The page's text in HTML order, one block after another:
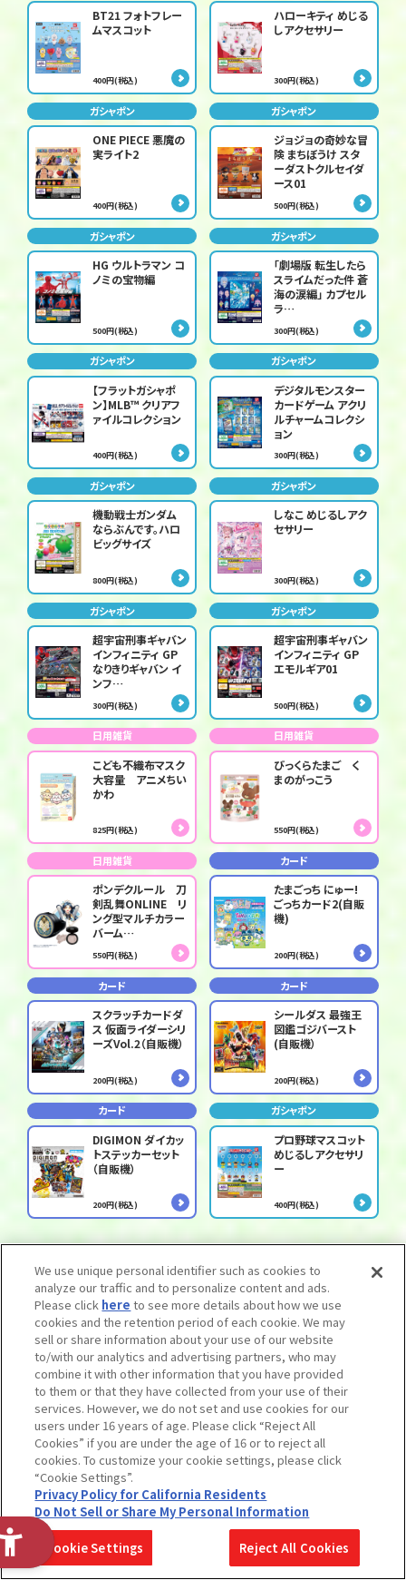
BT21 フォトフレー
ムマスコット
400円(税込)
ハローキティ めじる
しアクセサリー
300円(税込)
ガシャポン
ONE PIECE 悪魔の
実ライト2
400円(税込)
ガシャポン
ジョジョの奇妙な冒
険 まちぼうけ スタ
ーダストクルセイダ
ース01
500円(税込)
ガシャポン
HG ウルトラマン コ
ノミの宝物編
500円(税込)
ガシャポン
「劇場版 転生したら
スライムだった件 蒼
海の涙編」 カプセル
ラ…
300円(税込)
ガシャポン
【フラットガシャポ
ン】MLB™ クリアフ
ァイルコレクション
400円(税込)
ガシャポン
デジタルモンスター
カードゲーム アクリ
ルチャームコレクシ
ョン
300円(税込)
ガシャポン
機動戦士ガンダム
ならぶんです。ハロ
ビッグサイズ
800円(税込)
ガシャポン
しなこ めじるしアク
セサリー
300円(税込)
ガシャポン
超宇宙刑事ギャバン
インフィニティ GP
なりきりギャバン イ
ンフ…
300円(税込)
ガシャポン
超宇宙刑事ギャバン
インフィニティ GP
エモルギア01
500円(税込)
日用雑貨
こども不織布マスク
大容量 アニメちい
かわ
825円(税込)
日用雑貨
びっくらたまご く
まのがっこう
550円(税込)
日用雑貨
ポンデクルール 刀
剣乱舞ONLINE リ
ング型マルチカラー
バーム…
550円(税込)
カード
たまごっち にゅー!
ごっちカード2(自販
機)
200円(税込)
カード
スクラッチカードダ
ス 仮面ライダーシリ
ーズVol.2（自販機）
200円(税込)
カード
シールダス 最強王
図鑑ゴジバースト
(自販機）
200円(税込)
カード
DIGIMON ダイカッ
トステッカーセット
（自販機）
200円(税込)
ガシャポン
プロ野球マスコット
めじるしアクセサリ
ー
400円(税込)
玩具
ウルトラ怪獣シリー
ズ 246 ジャミラ
990円(税込)
玩具
きゅあ～なカプセル
マスコット～vol.1
～
1,650円(税込)
玩具
きゅあ～なカプセル
マスコット～vol.2
～
玩具
きゅあ～なワゴンハ
ウス
玩具 玩具
We use unique personal identifier such as cookies to
analyze our traffic and to personalize content and ads.
Please click here to see more details about how we use
cookies and the retention period of each cookie. We may
sell or share information about your use of our website
to/with our analytics and advertising partners, who may
combine it with other information that you have provided
to them or that they have collected from your use of their
services. However, we do not set and use cookies for our
users under 16 years of age. Please click “Reject All
Cookies” if you are under the age of 16 or to reject all
cookies. To customize your cookie settings, please click
“Cookie Settings”.
Privacy Policy for California Residents
Do Not Sell or Share My Personal Information
Cookie Settings Reject All Cookies